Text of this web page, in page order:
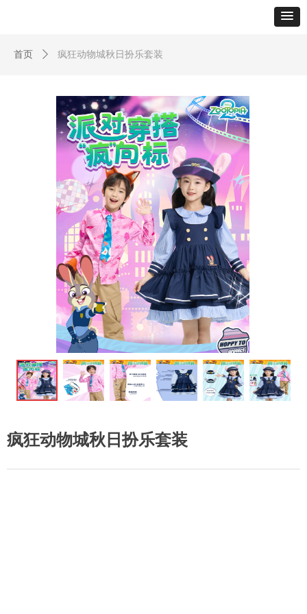
ꁆ ꁇ
首页 ꄲ 疯狂动物城秋日扮乐套装
疯狂动物城秋日扮乐套装